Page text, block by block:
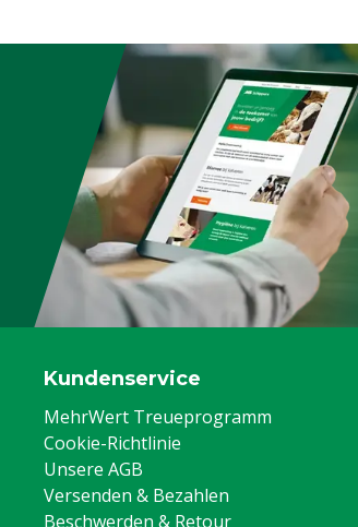
Kundenservice
MehrWert Treueprogramm
Cookie-Richtlinie
Unsere AGB
Versenden & Bezahlen
Beschwerden & Retour